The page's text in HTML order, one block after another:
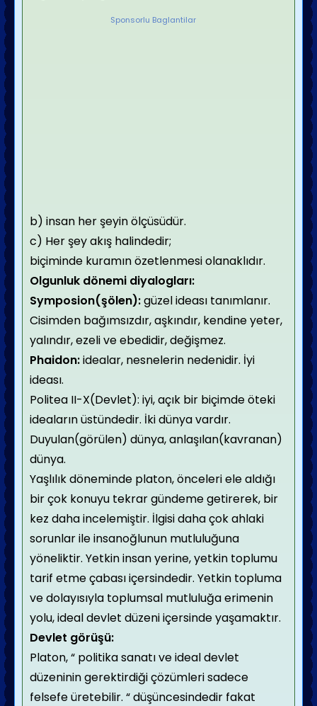
Sponsorlu Baglantilar
b) insan her şeyin ölçüsüdür.
c) Her şey akış halindedir;
biçiminde kuramın özetlenmesi olanaklıdır.
Olgunluk dönemi diyalogları:
Symposion(şölen):güzel ideası tanımlanır.
Cisimden bağımsızdır, aşkındır, kendine yeter,
yalındır, ezeli ve ebedidir, değişmez.
Phaidon:idealar, nesnelerin nedenidir. İyi
ideası.
Politea II-X(Devlet): iyi, açık bir biçimde öteki
ideaların üstündedir. İki dünya vardır.
Duyulan(görülen) dünya, anlaşılan(kavranan)
dünya.
Yaşlılık döneminde platon, önceleri ele aldığı
bir çok konuyu tekrar gündeme getirerek, bir
kez daha incelemiştir. İlgisi daha çok ahlaki
sorunlar ile insanoğlunun mutluluğuna
yöneliktir. Yetkin insan yerine, yetkin toplumu
tarif etme çabası içersindedir. Yetkin topluma
ve dolayısıyla toplumsal mutluluğa erimenin
yolu, ideal devlet düzeni içersinde yaşamaktır.
Devlet görüşü:
Platon, “ politika sanatı ve ideal devlet
düzeninin gerektirdiği çözümleri sadece
felsefe üretebilir. “ düşüncesindedir fakat